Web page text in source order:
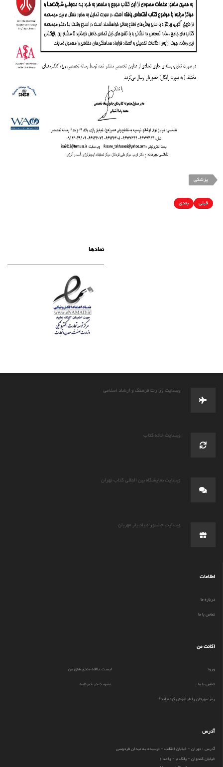
پزشکی
قبلی بعدی
نمادها
وبسایت وزارت فرهنگ و ارشاد اسلامی
وبسایت خانه کتاب
وبسایت نمایشگاه بین المللی کتاب تهران
وبسایت جشنوراه یاد یار مهربان
اطلاعات
درباره ما
تماس با ما
اکانت من
ورود
لیست علاقه مندی های من
تماس با ما
عضویت در خبرنامه
رمزعبورتان را فراموش کرده اید؟
آدرس
آدرس : تهران - خیابان انقلاب - نرسیده به میدان فردوسی
خیابان کندوان - پلاک 8 - واحد 1